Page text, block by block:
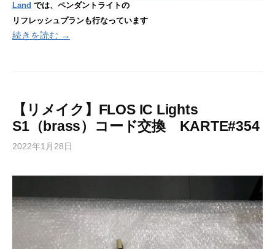
Land では、ペンダントライトの
リフレッシュプランも行なっています
続きを読む →
【リメイク】FLOS IC Lights
S1（brass）コード交換 KARTE#354
2022年1月28日